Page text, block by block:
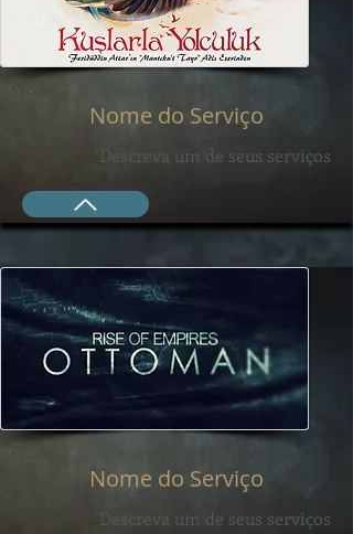
Nome do Serviço
Descreva um de seus serviços
Nome do Serviço
Descreva um de seus serviços